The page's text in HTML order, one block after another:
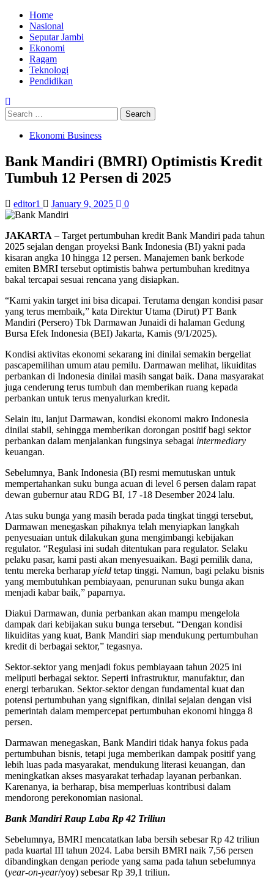
Skip
content
Primary
Menu
Home
Nasional
Seputar Jambi
Ekonomi
Ragam
Teknologi
Pendidikan
Search
for:
Ekonomi Business
Bank Mandiri (BMRI) Optimistis Kredit
Tumbuh 12 Persen di 2025
editor1 January 9, 2025 0
JAKARTA – Target pertumbuhan kredit Bank Mandiri pada tahun
2025 sejalan dengan proyeksi Bank Indonesia (BI) yakni pada
kisaran angka 10 hingga 12 persen. Manajemen bank berkode
emiten BMRI tersebut optimistis bahwa pertumbuhan kreditnya
bakal tercapai sesuai rencana yang disiapkan.
“Kami yakin target ini bisa dicapai. Terutama dengan kondisi pasar
yang terus membaik,” kata Direktur Utama (Dirut) PT Bank
Mandiri (Persero) Tbk Darmawan Junaidi di halaman Gedung
Bursa Efek Indonesia (BEI) Jakarta, Kamis (9/1/2025).
Kondisi aktivitas ekonomi sekarang ini dinilai semakin bergeliat
pascapemilihan umum atau pemilu. Darmawan melihat, likuiditas
perbankan di Indonesia dinilai masih sangat baik. Dana masyarakat
juga cenderung terus tumbuh dan memberikan ruang kepada
perbankan untuk terus menyalurkan kredit.
Selain itu, lanjut Darmawan, kondisi ekonomi makro Indonesia
dinilai stabil, sehingga memberikan dorongan positif bagi sektor
perbankan dalam menjalankan fungsinya sebagai intermediary
keuangan.
Sebelumnya, Bank Indonesia (BI) resmi memutuskan untuk
mempertahankan suku bunga acuan di level 6 persen dalam rapat
dewan gubernur atau RDG BI, 17 -18 Desember 2024 lalu.
Atas suku bunga yang masih berada pada tingkat tinggi tersebut,
Darmawan menegaskan pihaknya telah menyiapkan langkah
penyesuaian untuk dilakukan guna mengimbangi kebijakan
regulator. “Regulasi ini sudah ditentukan para regulator. Selaku
pelaku pasar, kami pasti akan menyesuaikan. Bagi pemilik dana,
tentu mereka berharap yield tetap tinggi. Namun, bagi pelaku bisnis
yang membutuhkan pembiayaan, penurunan suku bunga akan
menjadi kabar baik,” paparnya.
Diakui Darmawan, dunia perbankan akan mampu mengelola
dampak dari kebijakan suku bunga tersebut. “Dengan kondisi
likuiditas yang kuat, Bank Mandiri siap mendukung pertumbuhan
kredit di berbagai sektor,” tegasnya.
Sektor-sektor yang menjadi fokus pembiayaan tahun 2025 ini
meliputi berbagai sektor. Seperti infrastruktur, manufaktur, dan
energi terbarukan. Sektor-sektor dengan fundamental kuat dan
potensi pertumbuhan yang signifikan, dinilai sejalan dengan visi
pemerintah dalam mempercepat pertumbuhan ekonomi hingga 8
persen.
Darmawan menegaskan, Bank Mandiri tidak hanya fokus pada
pertumbuhan bisnis, tetapi juga memberikan dampak positif yang
lebih luas pada masyarakat, mendukung literasi keuangan, dan
meningkatkan akses masyarakat terhadap layanan perbankan.
Karenanya, ia berharap, bisa memperluas kontribusi dalam
mendorong perekonomian nasional.
Bank Mandiri Raup Laba Rp 42 Triliun
Sebelumnya, BMRI mencatatkan laba bersih sebesar Rp 42 triliun
pada kuartal III tahun 2024. Laba bersih BMRI naik 7,56 persen
dibandingkan dengan periode yang sama pada tahun sebelumnya
(year-on-year/yoy) sebesar Rp 39,1 triliun.